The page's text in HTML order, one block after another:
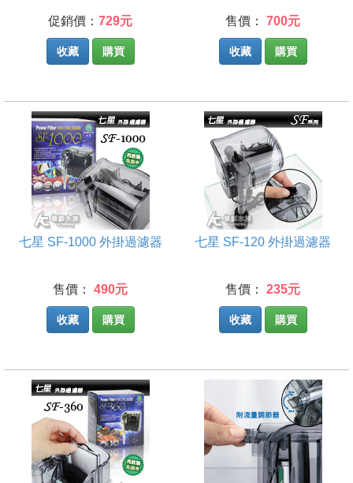
促銷價： 729元
收藏 購買
售價： 700元
收藏 購買
七星 SF-1000 外掛過濾器
售價： 490元
收藏 購買
七星 SF-120 外掛過濾器
售價： 235元
收藏 購買